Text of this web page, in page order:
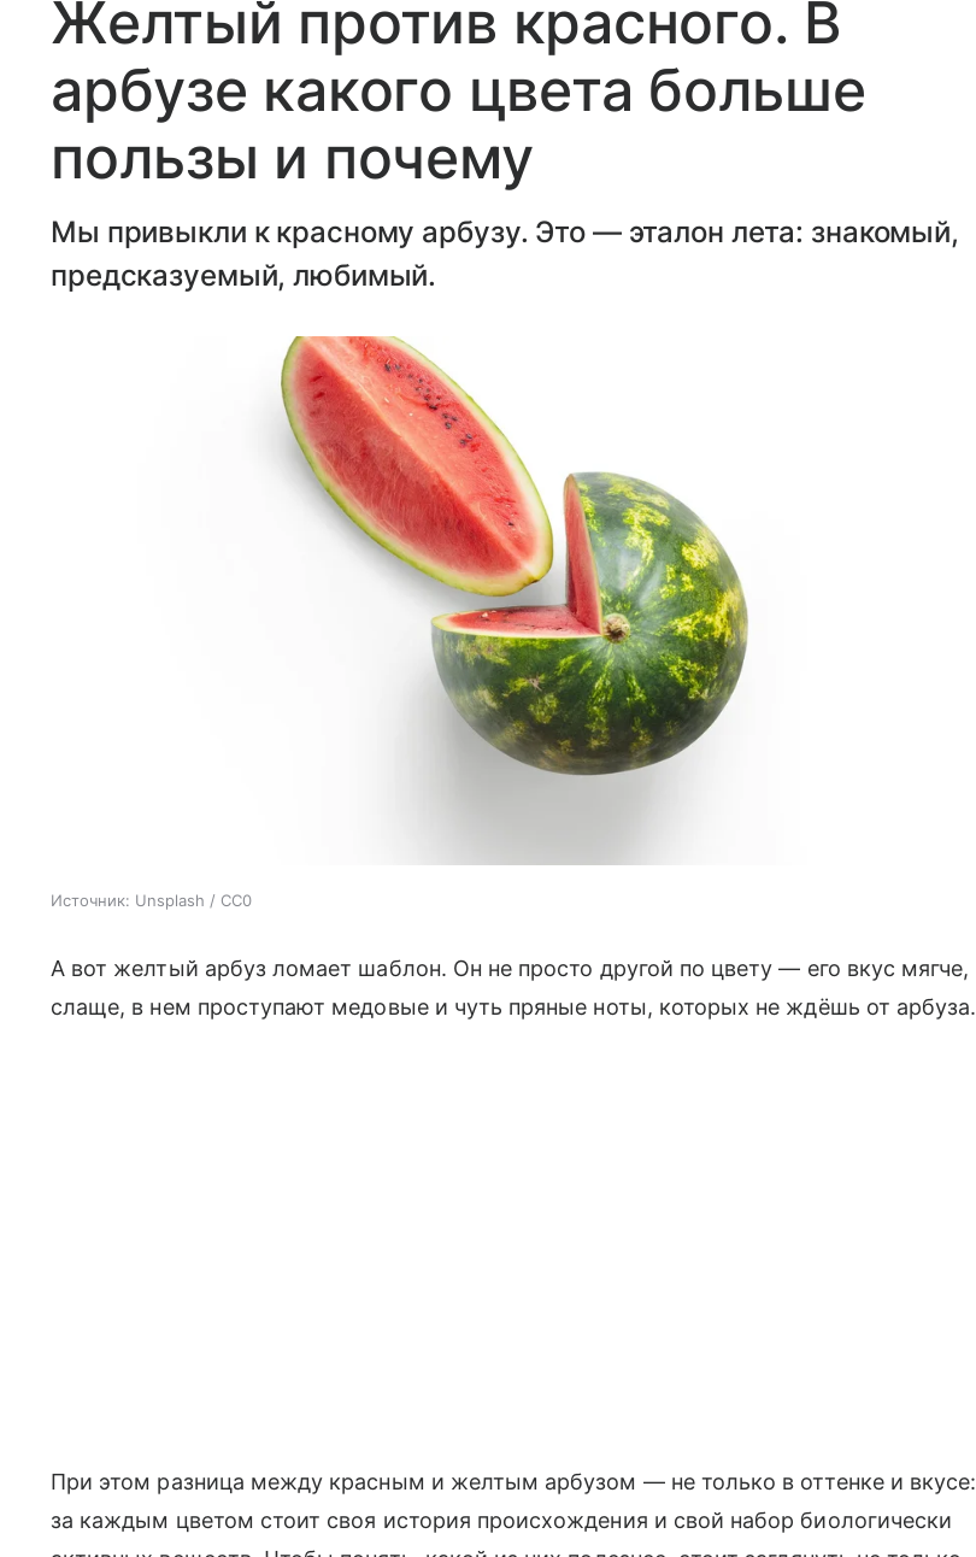
Желтый против красного. В
арбузе какого цвета больше
пользы и почему
Мы привыкли к красному арбузу. Это — эталон лета: знакомый,
предсказуемый, любимый.
Источник: Unsplash / CC0
А вот желтый арбуз ломает шаблон. Он не просто другой по цвету — его вкус мягче,
слаще, в нем проступают медовые и чуть пряные ноты, которых не ждёшь от арбуза.
При этом разница между красным и желтым арбузом — не только в оттенке и вкусе:
за каждым цветом стоит своя история происхождения и свой набор биологически